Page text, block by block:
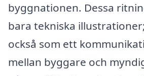
byggnationen. Dessa
bara tekniska
också som ett
mellan byggare och